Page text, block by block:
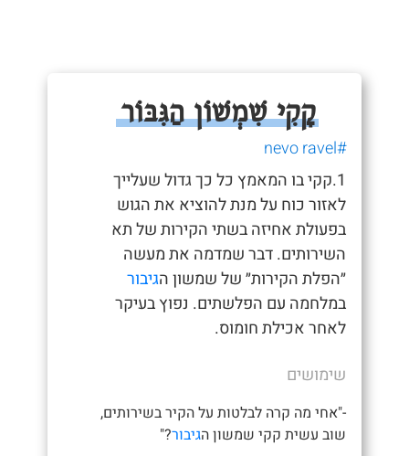
קָקִי שִׁמְשׁוֹן הַגִּבּוֹר
#nevo ravel
1.קקי בו המאמץ כל כך גדול שעלייך
לאזור כוח על מנת להוציא את הגוש
בפעולת אחיזה בשתי הקירות של תא
השירותים. דבר שמדמה את מעשה
״הפלת הקירות״ של שמשון הגיבור
במלחמה עם הפלשתים. נפוץ בעיקר
לאחר אכילת חומוס.
שימושים
-"אחי מה קרה לבלטות על הקיר בשירותים,
שוב עשית קקי שמשון הגיבור?"